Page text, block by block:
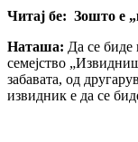
Читај бе: Зошто е
Наташа: Да се биде
семејство
забавата, од
извидник е да се